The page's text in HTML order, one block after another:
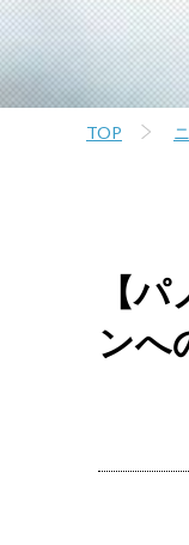
TOP
【
ンへ